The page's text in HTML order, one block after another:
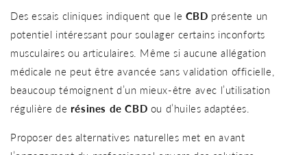
Des essais cliniques indiquent que le CBD présente un
potentiel intéressant pour soulager certains inconforts
musculaires ou articulaires. Même si aucune allégation
médicale ne peut être avancée sans validation officielle,
beaucoup témoignent d’un mieux-être avec l’utilisation
régulière de résines de CBD ou d’huiles adaptées.
Proposer des alternatives naturelles met en avant